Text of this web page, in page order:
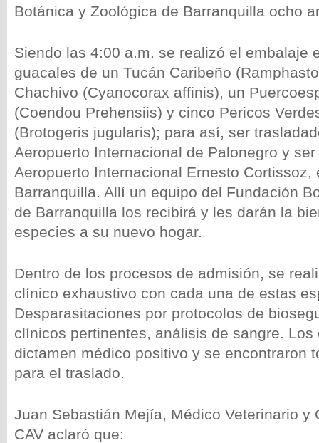
Botánica y Zoológica de Barranquilla ocho
Siendo las 4:00 a.m. se realizó el embalaje
guacales de un Tucán Caribeño
Chachivo (Cyanocorax affinis), un
(Coendou Prehensiis) y cinco Pericos
(Brotogeris jugularis); para así, ser
Aeropuerto Internacional de Palonegro y
Aeropuerto Internacional Ernesto Cortissoz,
Barranquilla. Allí un equipo del Fundación
de Barranquilla los recibirá y les darán la
especies a su nuevo hogar.
Dentro de los procesos de admisión, se
clínico exhaustivo con cada una de estas
Desparasitaciones por protocolos de
clínicos pertinentes, análisis de sangre. Los
dictamen médico positivo y se encontraron
para el traslado.
Juan Sebastián Mejía, Médico Veterinario y
CAV aclaró que: